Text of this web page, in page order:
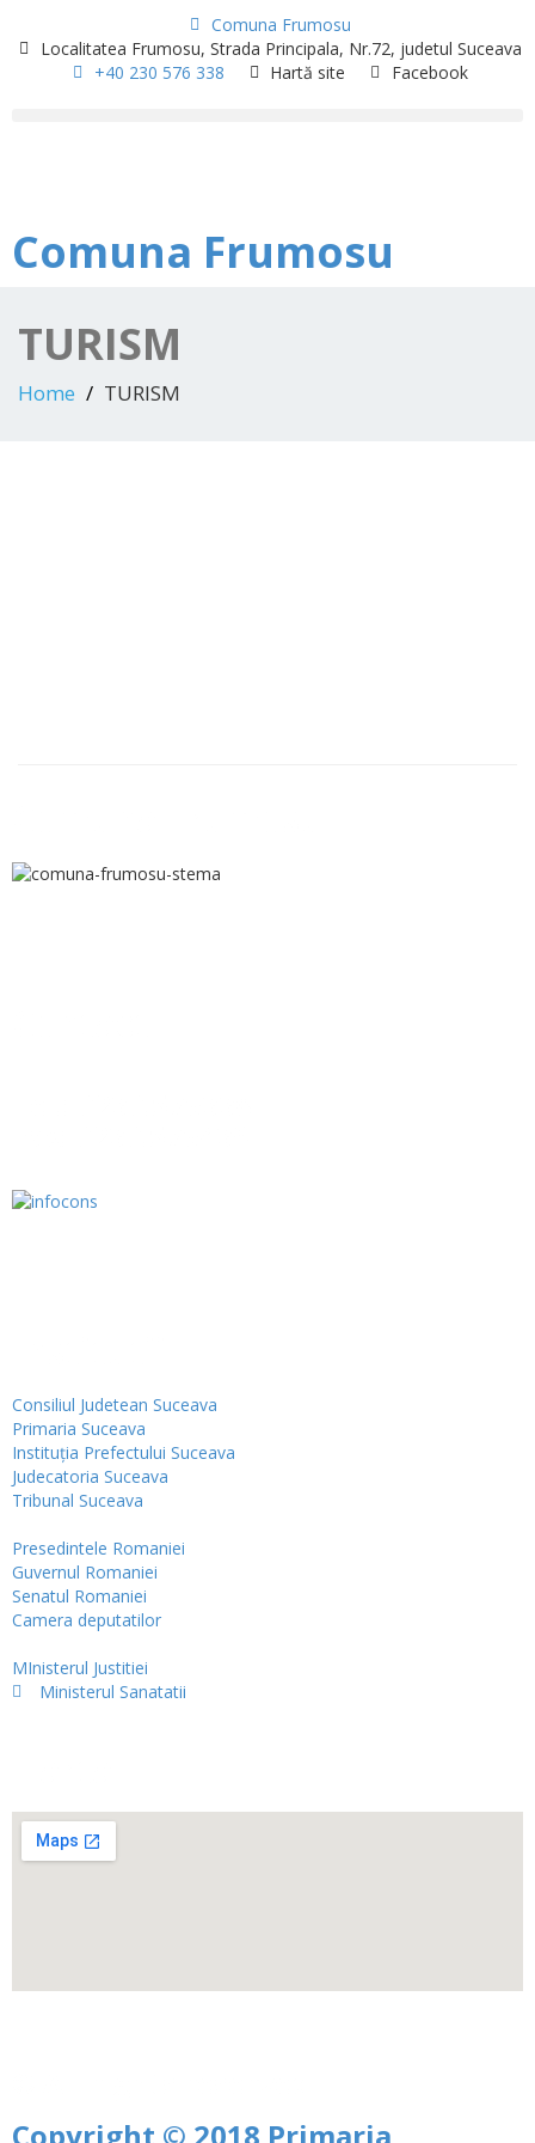
Comuna Frumosu
Localitatea Frumosu, Strada Principala, Nr.72, judetul Suceava
+40 230 576 338
Hartă site Facebook
Comuna Frumosu
TURISM
Home TURISM
Consiliul Judetean Suceava
Primaria Suceava
Instituţia Prefectului Suceava
Judecatoria Suceava
Tribunal Suceava
Presedintele Romaniei
Guvernul Romaniei
Senatul Romaniei
Camera deputatilor
MInisterul Justitiei
Ministerul Sanatatii
Copyright © 2018 Primaria